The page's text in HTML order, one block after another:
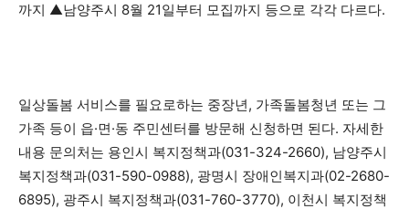
까지 ▲남양주시 8월 21일부터 모집까지 등으로 각각 다르다.
일상돌봄 서비스를 필요로하는 중장년, 가족돌봄청년 또는 그
가족 등이 읍·면·동 주민센터를 방문해 신청하면 된다. 자세한
내용 문의처는 용인시 복지정책과(031-324-2660), 남양주시
복지정책과(031-590-0988), 광명시 장애인복지과(02-2680-
6895), 광주시 복지정책과(031-760-3770), 이천시 복지정책